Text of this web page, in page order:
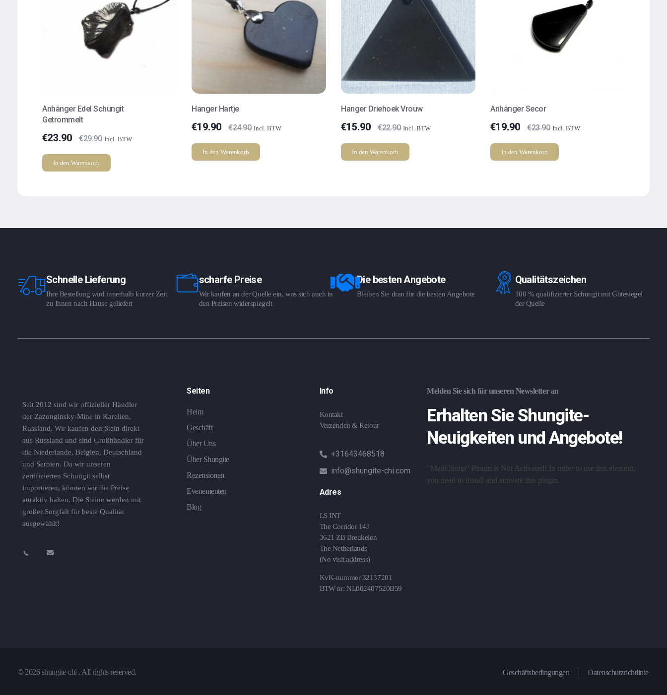
Anhänger Edel Schungit
Getrommelt
€23.90 €29.90 Incl. BTW
In den Warenkorb
Hanger Hartje
€19.90 €24.90 Incl. BTW
In den Warenkorb
Hanger Driehoek Vrouw
€15.90 €22.90 Incl. BTW
In den Warenkorb
Anhänger Secor
€19.90 €23.90 Incl. BTW
In den Warenkorb
Schnelle Lieferung
Ihre Bestellung wird innerhalb kurzer Zeit
zu Ihnen nach Hause geliefert
scharfe Preise
Wir kaufen an der Quelle ein, was sich auch in
den Preisen widerspiegelt
Die besten Angebote
Bleiben Sie dran für die besten Angebote
Qualitätszeichen
100 % qualifizierter Schungit mit Gütesiegel
der Quelle
Seit 2012 sind wir offizieller Händler
der Zazonginsky-Mine in Karelien,
Russland. Wir kaufen den Stein direkt
aus Russland und sind Großhändler für
die Niederlande, Belgien, Deutschland
und Serbien. Da wir unseren
zertifizierten Schungit selbst
importieren, können wir die Preise
attraktiv halten. Die Steine ​​werden mit
großer Sorgfalt für beste Qualität
ausgewählt!
Seiten
Heim
Geschäft
Über Uns
Über Shungite
Rezensionen
Evenementen
Blog
Info
Kontakt
Verzenden & Retour
+31643468518
info@shungite-chi.com
Adres
LS INT
The Corridor 14J
3621 ZB Breukelen
The Netherlands
(No visit address)
KvK-nummer 32137201
BTW nr: NL002407520B59
Melden Sie sich für unseren Newsletter an
Erhalten Sie Shungite-
Neuigkeiten und Angebote!
"MailChimp" Plugin is Not Activated! In order to use this element,
you need to install and activate this plugin.
© 2026 shungite-chi . All rights reserved. Geschäftsbedingungen | Datenschutzrichtlinie